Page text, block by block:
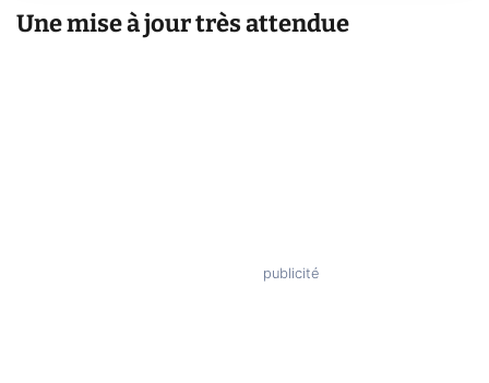
Une mise à jour très attendue